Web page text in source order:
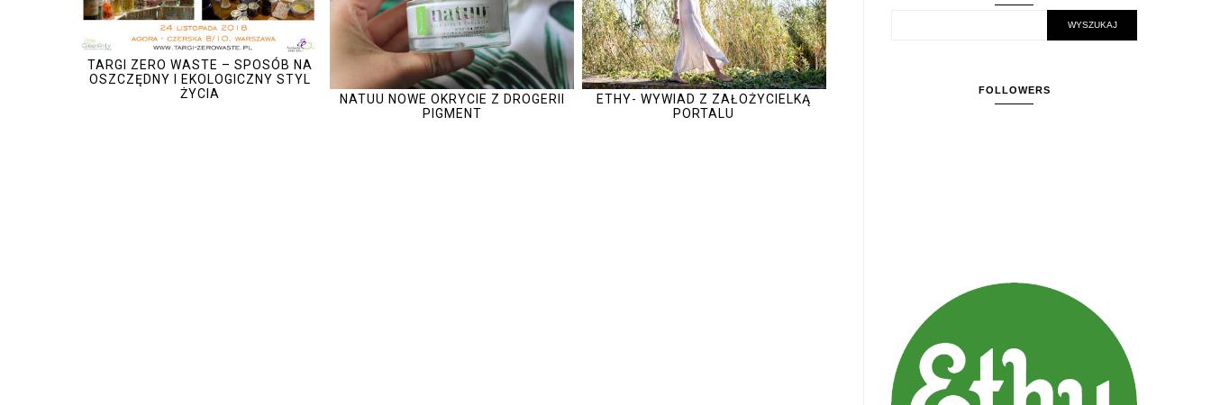
TARGI ZERO WASTE – SPOSÓB NA
OSZCZĘDNY I EKOLOGICZNY STYL
ŻYCIA
NATUU NOWE OKRYCIE Z DROGERII
PIGMENT
ETHY- WYWIAD Z ZAŁOŻYCIELKĄ
PORTALU
FOLLOWERS